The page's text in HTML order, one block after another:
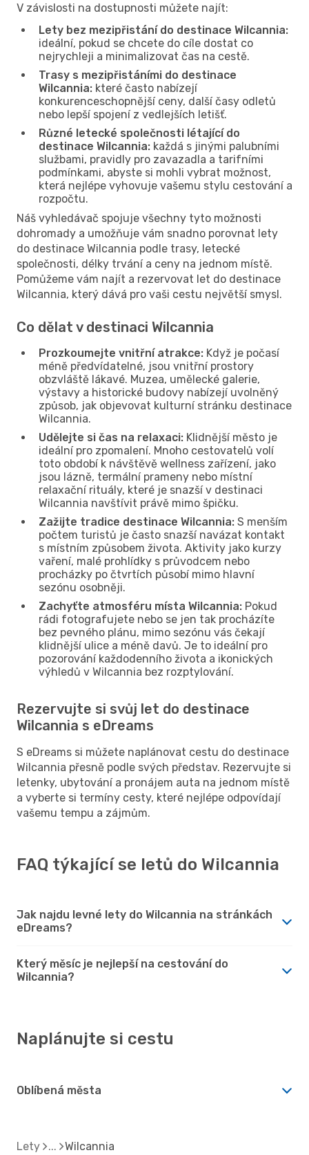
V závislosti na dostupnosti můžete najít:
Lety bez mezipřistání do destinace Wilcannia:
ideální, pokud se chcete do cíle dostat co
nejrychleji a minimalizovat čas na cestě.
Trasy s mezipřistáními do destinace
Wilcannia: které často nabízejí
konkurenceschopnější ceny, další časy odletů
nebo lepší spojení z vedlejších letišť.
Různé letecké společnosti létající do
destinace Wilcannia: každá s jinými palubními
službami, pravidly pro zavazadla a tarifními
podmínkami, abyste si mohli vybrat možnost,
která nejlépe vyhovuje vašemu stylu cestování a
rozpočtu.
Náš vyhledávač spojuje všechny tyto možnosti
dohromady a umožňuje vám snadno porovnat lety
do destinace Wilcannia podle trasy, letecké
společnosti, délky trvání a ceny na jednom místě.
Pomůžeme vám najít a rezervovat let do destinace
Wilcannia, který dává pro vaši cestu největší smysl.
Co dělat v destinaci Wilcannia
Prozkoumejte vnitřní atrakce: Když je počasí
méně předvídatelné, jsou vnitřní prostory
obzvláště lákavé. Muzea, umělecké galerie,
výstavy a historické budovy nabízejí uvolněný
způsob, jak objevovat kulturní stránku destinace
Wilcannia.
Udělejte si čas na relaxaci: Klidnější město je
ideální pro zpomalení. Mnoho cestovatelů volí
toto období k návštěvě wellness zařízení, jako
jsou lázně, termální prameny nebo místní
relaxační rituály, které je snazší v destinaci
Wilcannia navštívit právě mimo špičku.
Zažijte tradice destinace Wilcannia: S menším
počtem turistů je často snazší navázat kontakt
s místním způsobem života. Aktivity jako kurzy
vaření, malé prohlídky s průvodcem nebo
procházky po čtvrtích působí mimo hlavní
sezónu osobněji.
Zachyťte atmosféru místa Wilcannia: Pokud
rádi fotografujete nebo se jen tak procházíte
bez pevného plánu, mimo sezónu vás čekají
klidnější ulice a méně davů. Je to ideální pro
pozorování každodenního života a ikonických
výhledů v Wilcannia bez rozptylování.
Rezervujte si svůj let do destinace
Wilcannia s eDreams
S eDreams si můžete naplánovat cestu do destinace
Wilcannia přesně podle svých představ. Rezervujte si
letenky, ubytování a pronájem auta na jednom místě
a vyberte si termíny cesty, které nejlépe odpovídají
vašemu tempu a zájmům.
FAQ týkající se letů do Wilcannia
Jak najdu levné lety do Wilcannia na stránkách
eDreams?
Který měsíc je nejlepší na cestování do
Wilcannia?
Naplánujte si cestu
Oblíbená města
Lety Wilcannia